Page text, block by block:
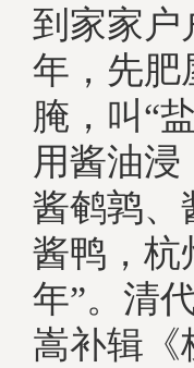
到家家户
年，先肥
腌，叫“
用酱油浸
酱鹌鹑、
酱鸭，杭
年”。清
嵩补辑《